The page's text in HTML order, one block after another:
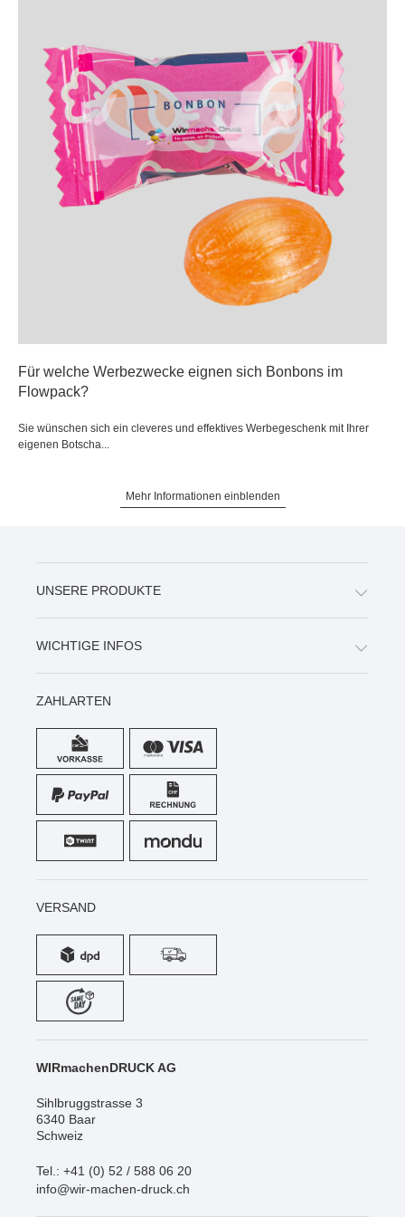
Für welche Werbezwecke eignen sich Bonbons im
Flowpack?
Sie wünschen sich ein cleveres und effektives Werbegeschenk mit Ihrer
eigenen Botscha...
Mehr Informationen einblenden
UNSERE PRODUKTE
WICHTIGE INFOS
ZAHLARTEN
VERSAND
WIRmachenDRUCK AG
Sihlbruggstrasse 3
6340 Baar
Schweiz
Tel.: +41 (0) 52 / 588 06 20
info@wir-machen-druck.ch